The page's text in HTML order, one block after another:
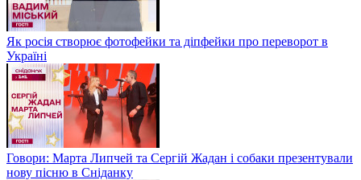
Як росія створює фотофейки та діпфейки про переворот в
Україні
Говори: Марта Липчей та Сергій Жадан і собаки презентували
нову пісню в Сніданку